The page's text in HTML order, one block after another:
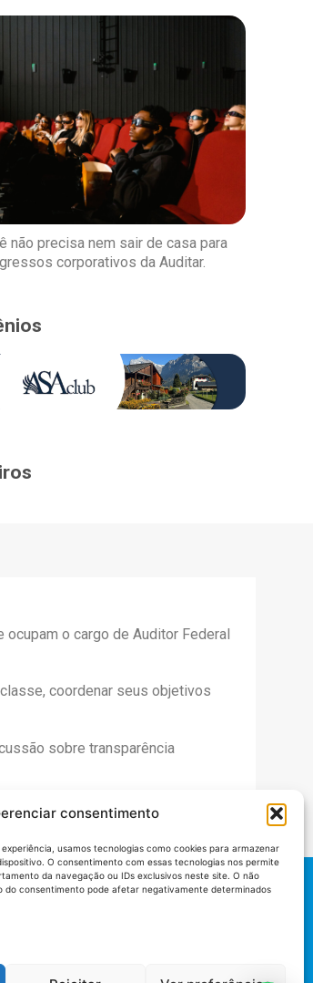
consentimento
usamos tecnologias como cookies para armazenar
O consentimento com essas tecnologias nos permite
da navegação ou IDs exclusivos neste site. O não
do consentimento pode afetar negativamente determinados
não precisa nem sair de casa para
corporativos da Auditar.
o cargo de Auditor Federal
coordenar seus objetivos
sobre transparência